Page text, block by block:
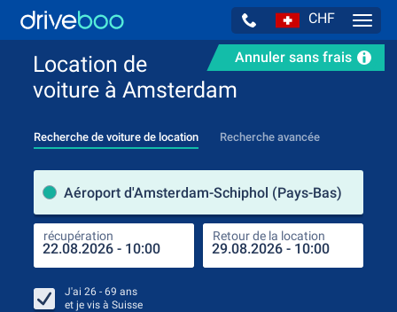
CHF
Annuler sans frais
Location de
voiture à Amsterdam
Recherche de voiture de location Recherche avancée
Aéroport d'Amsterdam-Schiphol (Pays-Bas)
récupération Retour de la location
J'ai 26 - 69 ans
et je vis à Suisse